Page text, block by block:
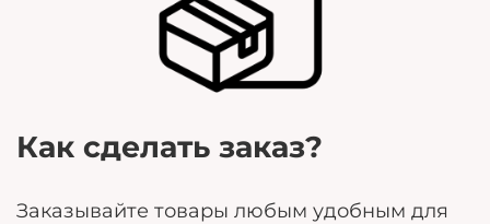
могут помочь нам лучше удовлетворить ваши
потребности.
Как сделать заказ?
Заказывайте товары любым удобным для